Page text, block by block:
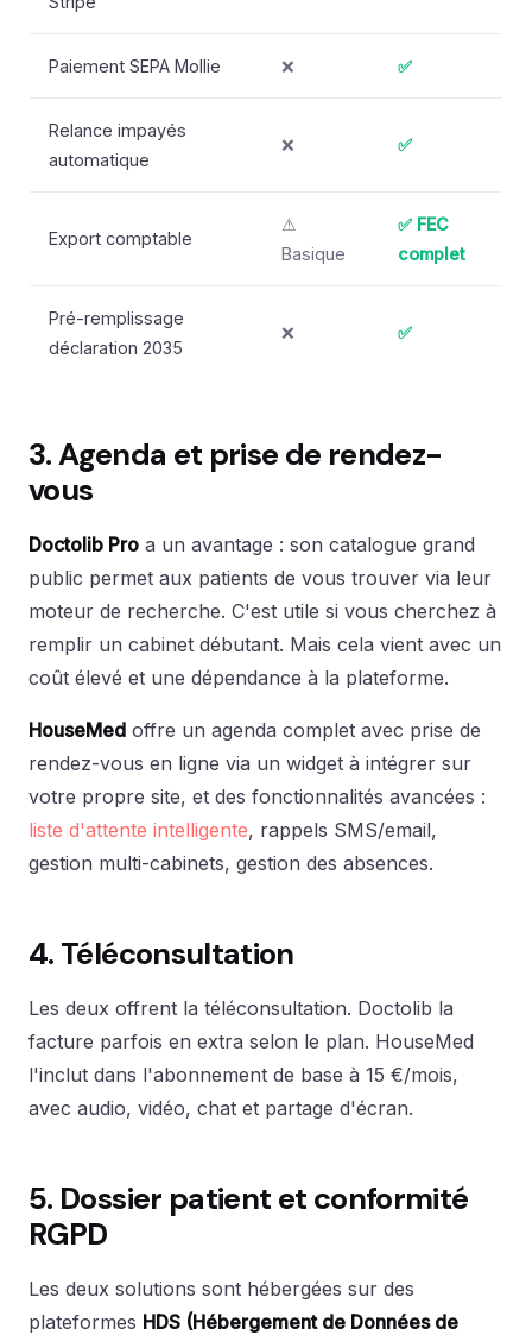
Paiement SEPA Mollie ❌ ✅
Relance impayés
automatique
❌ ✅
Export comptable
⚠
Basique
✅ FEC
complet
Pré-remplissage
déclaration 2035
❌ ✅
3. Agenda et prise de rendez-
vous
Doctolib Pro a un avantage : son catalogue grand
public permet aux patients de vous trouver via leur
moteur de recherche. C'est utile si vous cherchez à
remplir un cabinet débutant. Mais cela vient avec un
coût élevé et une dépendance à la plateforme.
HouseMed offre un agenda complet avec prise de
rendez-vous en ligne via un widget à intégrer sur
votre propre site, et des fonctionnalités avancées :
liste d'attente intelligente, rappels SMS/email,
gestion multi-cabinets, gestion des absences.
4. Téléconsultation
Les deux offrent la téléconsultation. Doctolib la
facture parfois en extra selon le plan. HouseMed
l'inclut dans l'abonnement de base à 15 €/mois,
avec audio, vidéo, chat et partage d'écran.
5. Dossier patient et conformité
RGPD
Les deux solutions sont hébergées sur des
plateformes HDS (Hébergement de Données de